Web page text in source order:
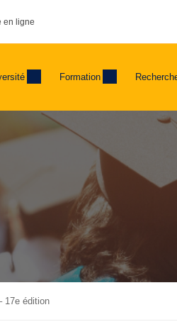
en ligne
Formation
17e édition